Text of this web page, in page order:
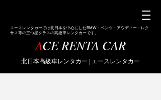
エース レンタカーでは北日本を中心にしたBMW・ベンツ・アウディー・レク
サス等の三つ星クラスの高級車レンタカーです。
ACE RENTA CAR
​北日本高級車レンタカー | エースレンタカー